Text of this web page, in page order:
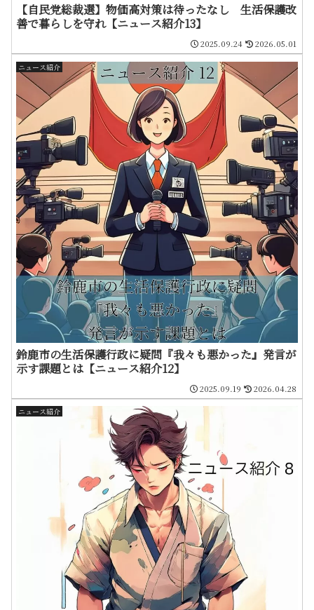
【自民党総裁選】物価高対策は待ったなし 生活保護改
善で暮らしを守れ【ニュース紹介13】
2025.09.24 2026.05.01
ニュース紹介
鈴鹿市の生活保護行政に疑問『我々も悪かった』発言が
示す課題とは【ニュース紹介12】
2025.09.19 2026.04.28
ニュース紹介